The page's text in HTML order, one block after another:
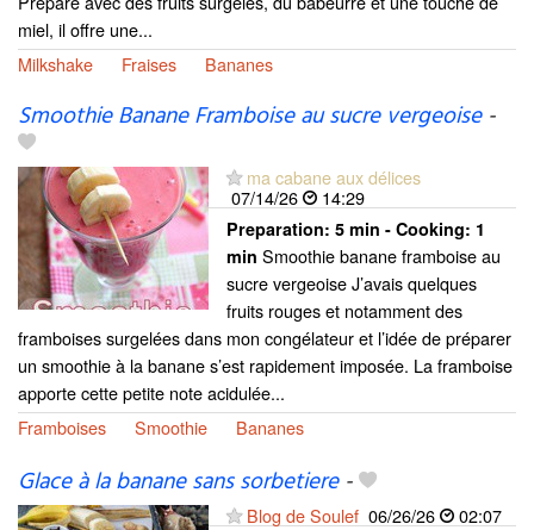
miel, il offre une...
Milkshake
Fraises Bananes
Smoothie Banane Framboise au sucre vergeoise-
ma cabane aux délices
07/14/26
14:29
Preparation: 5 min - Cooking: 1
min Smoothie banane framboise au
sucre vergeoise J’avais quelques
fruits rouges et notamment des
framboises surgelées dans mon congélateur et l’idée de préparer
un smoothie à la banane s’est rapidement imposée. La framboise
apporte cette petite note acidulée...
Framboises
Smoothie Bananes
Glace à la banane sans sorbetiere-
Blog de Soulef 06/26/26 02:07